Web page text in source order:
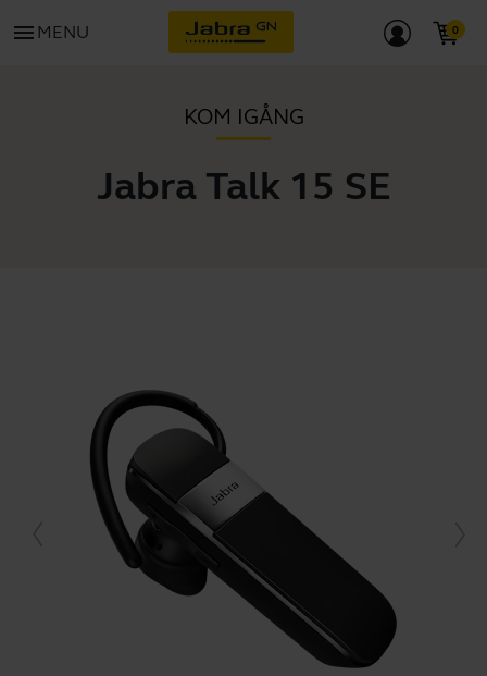
menu MENU
KOM IGÅNG
Jabra Talk 15 SE